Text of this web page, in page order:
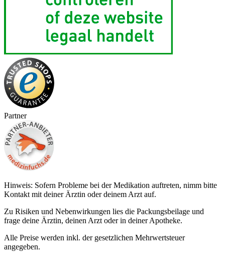
Partner
Hinweis: Sofern Probleme bei der Medikation auftreten, nimm bitte
Kontakt mit deiner Ärztin oder deinem Arzt auf.
Zu Risiken und Nebenwirkungen lies die Packungsbeilage und
frage deine Ärztin, deinen Arzt oder in deiner Apotheke.
Alle Preise werden inkl. der gesetzlichen Mehrwertsteuer
angegeben.